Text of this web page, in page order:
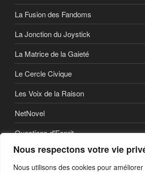
Nous respectons votre vie
Nous utilisons des cookies pour
La Fusion des Fandoms
La Jonction du Joystick
La Matrice de la Gaieté
Le Cercle Civique
Les Voix de la Raison
NetNovel
Questions d'Esprit
Série